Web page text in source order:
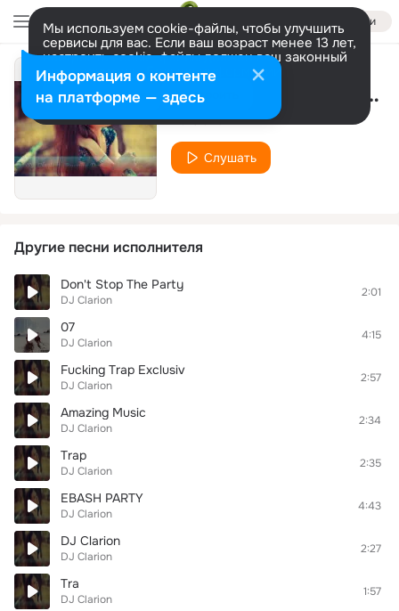
Войти
Мы используем cookie-файлы, чтобы улучшить
сервисы для вас. Если ваш возраст менее 13 лет,
настроить cookie-файлы должен ваш законный
представитель. Больше информации
Разрешить все Настроить Fucking Trap Exclusive Vol.2 (2013)
DJ Clarion
Слушать
Другие песни исполнителя
Don't Stop The Party
DJ Clarion
2:01
07
DJ Clarion
4:15
Fucking Trap Exclusiv
DJ Clarion
2:57
Amazing Music
DJ Clarion
2:34
Trap
DJ Clarion
2:35
EBASH PARTY
DJ Clarion
4:43
DJ Clarion
DJ Clarion
2:27
Tra
DJ Clarion
1:57
Информация о контенте
на платформе — здесь